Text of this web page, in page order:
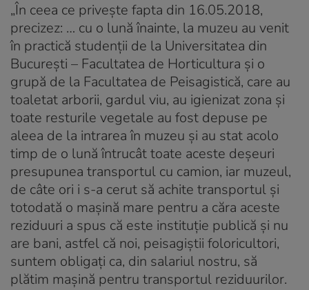
„În ceea ce priveşte fapta din 16.05.2018,
precizez: … cu o lună înainte, la muzeu au venit
în practică studenţii de la Universitatea din
Bucureşti – Facultatea de Horticultura şi o
grupă de la Facultatea de Peisagistică, care au
toaletat arborii, gardul viu, au igienizat zona şi
toate resturile vegetale au fost depuse pe
aleea de la intrarea în muzeu şi au stat acolo
timp de o lună întrucât toate aceste deşeuri
presupunea transportul cu camion, iar muzeul,
de câte ori i s-a cerut să achite transportul şi
totodată o maşină mare pentru a căra aceste
reziduuri a spus că este instituţie publică şi nu
are bani, astfel că noi, peisagiştii foloricultori,
suntem obligaţi ca, din salariul nostru, să
plătim maşină pentru transportul reziduurilor.